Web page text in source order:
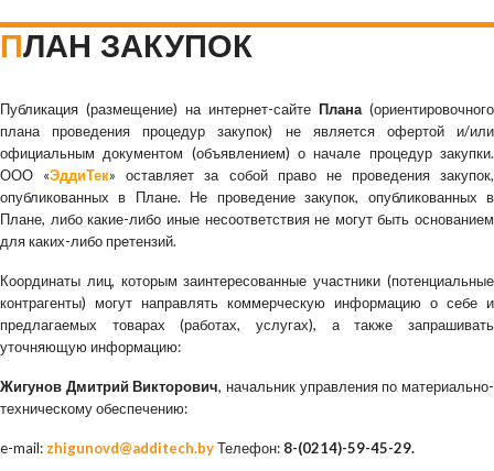
ПЛАН ЗАКУПОК
Публикация (размещение) на интернет-сайте Плана (ориентировочного
плана проведения процедур закупок) не является офертой и/или
официальным документом (объявлением) о начале процедур закупки.
ООО «ЭддиТек» оставляет за собой право не проведения закупок,
опубликованных в Плане. Не проведение закупок, опубликованных в
Плане, либо какие-либо иные несоответствия не могут быть основанием
для каких-либо претензий.
Координаты лиц, которым заинтересованные участники (потенциальные
контрагенты) могут направлять коммерческую информацию о себе и
предлагаемых товарах (работах, услугах), а также запрашивать
уточняющую информацию:
Жигунов Дмитрий Викторович, начальник управления по материально-
техническому обеспечению:
e-mail: zhigunovd@additech.byТелефон: 8-(0214)-59-45-29.